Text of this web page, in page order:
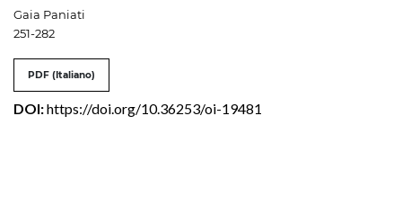
Gaia Paniati
251-282
PDF (Italiano)
DOI:https://doi.org/10.36253/oi-19481